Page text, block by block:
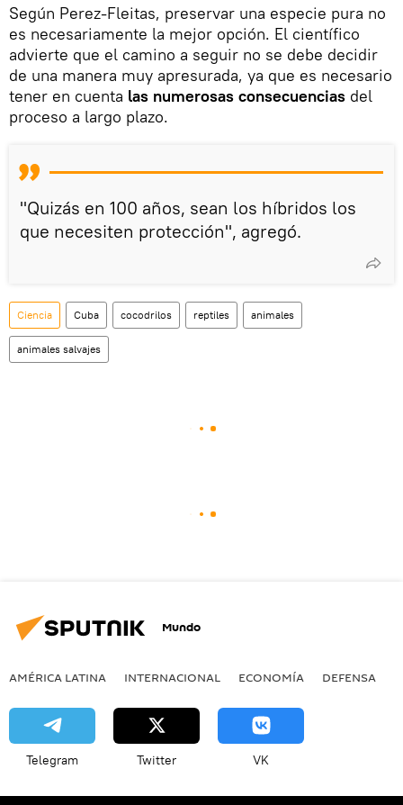
Según Perez-Fleitas, preservar una especie pura no
es necesariamente la mejor opción. El científico
advierte que el camino a seguir no se debe decidir
de una manera muy apresurada, ya que es necesario
tener en cuenta las numerosas consecuencias del
proceso a largo plazo.
"Quizás en 100 años, sean los híbridos los
que necesiten protección", agregó.
Ciencia Cuba cocodrilos reptiles animales
animales salvajes
Mundo
AMÉRICA LATINA INTERNACIONAL ECONOMÍA DEFENSA
Telegram Twitter VK